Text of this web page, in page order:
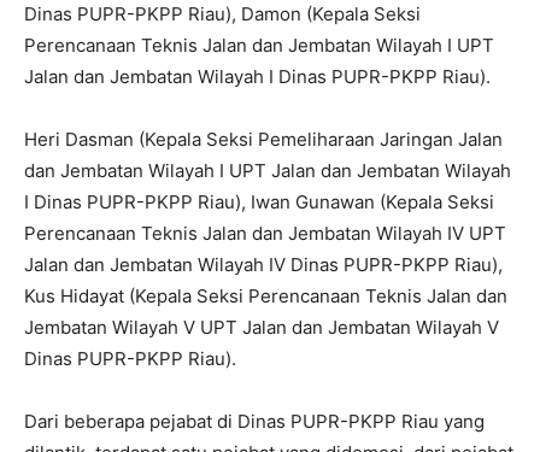
Dinas PUPR-PKPP Riau), Damon (Kepala Seksi
Perencanaan Teknis Jalan dan Jembatan Wilayah I UPT
Jalan dan Jembatan Wilayah I Dinas PUPR-PKPP Riau).
Heri Dasman (Kepala Seksi Pemeliharaan Jaringan Jalan
dan Jembatan Wilayah I UPT Jalan dan Jembatan Wilayah
I Dinas PUPR-PKPP Riau), Iwan Gunawan (Kepala Seksi
Perencanaan Teknis Jalan dan Jembatan Wilayah IV UPT
Jalan dan Jembatan Wilayah IV Dinas PUPR-PKPP Riau),
Kus Hidayat (Kepala Seksi Perencanaan Teknis Jalan dan
Jembatan Wilayah V UPT Jalan dan Jembatan Wilayah V
Dinas PUPR-PKPP Riau).
Dari beberapa pejabat di Dinas PUPR-PKPP Riau yang